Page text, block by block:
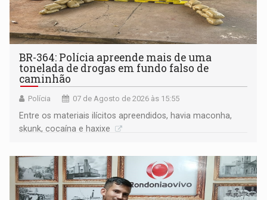
BR-364: Polícia apreende mais de uma
tonelada de drogas em fundo falso de
caminhão
Polícia 07 de Agosto de 2026 às 15:55
Entre os materiais ilícitos apreendidos, havia maconha,
skunk, cocaína e haxixe